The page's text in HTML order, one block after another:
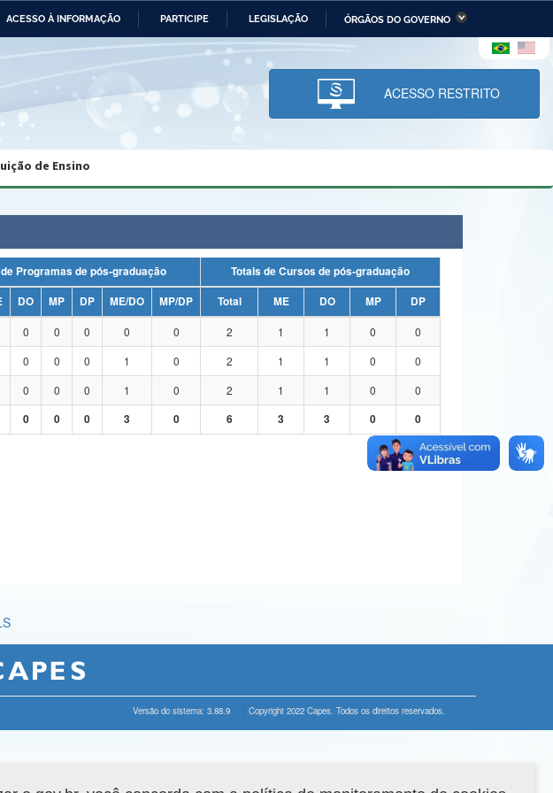
ACESSO À INFORMAÇÃO PARTICIPE LEGISLAÇÃO ÓRGÃOS DO GOVERNO
das Relações Ministério da Economia Ministério da Infraestrutura
Ministério da Ciência,
Tecnologia, Inovações e
Comunicações
e dos Direitos Humanos
do Brasil Planalto
ACESSO RESTRITO
de Ensino
Total de Programas de pós-graduação
Totais de Cursos de pós-graduação
DO MP DP ME/DO MP/DP Total ME DO MP
DP
0 0 0 0 0 2 1 1 0
0
0 0 0 1 0 2 1 1 0
0
0 0 0 1 0 2 1 1 0
0
0 0 0 3 0 6 3 3 0 0
Versão do sistema: 3.88.9 Copyright 2022 Capes. Todos os direitos reservados.